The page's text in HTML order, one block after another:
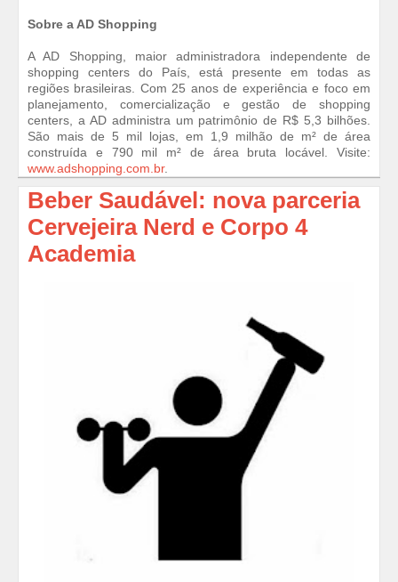
Sobre a AD Shopping
A AD Shopping, maior administradora independente de
shopping centers do País, está presente em todas as
regiões brasileiras. Com 25 anos de experiência e foco em
planejamento, comercialização e gestão de shopping
centers, a AD administra um patrimônio de R$ 5,3 bilhões.
São mais de 5 mil lojas, em 1,9 milhão de m² de área
construída e 790 mil m² de área bruta locável. Visite:
www.adshopping.com.br.
Beber Saudável: nova parceria
Cervejeira Nerd e Corpo 4
Academia